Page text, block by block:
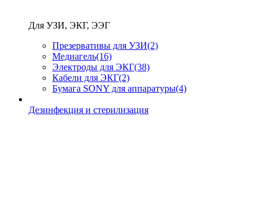
Для УЗИ, ЭКГ, ЭЭГ
Презервативы для УЗИ(2)
Медиагель(16)
Электроды для ЭКГ(38)
Кабели для ЭКГ(2)
Бумага SONY для аппаратуры(4)
Дезинфекция и стерилизация